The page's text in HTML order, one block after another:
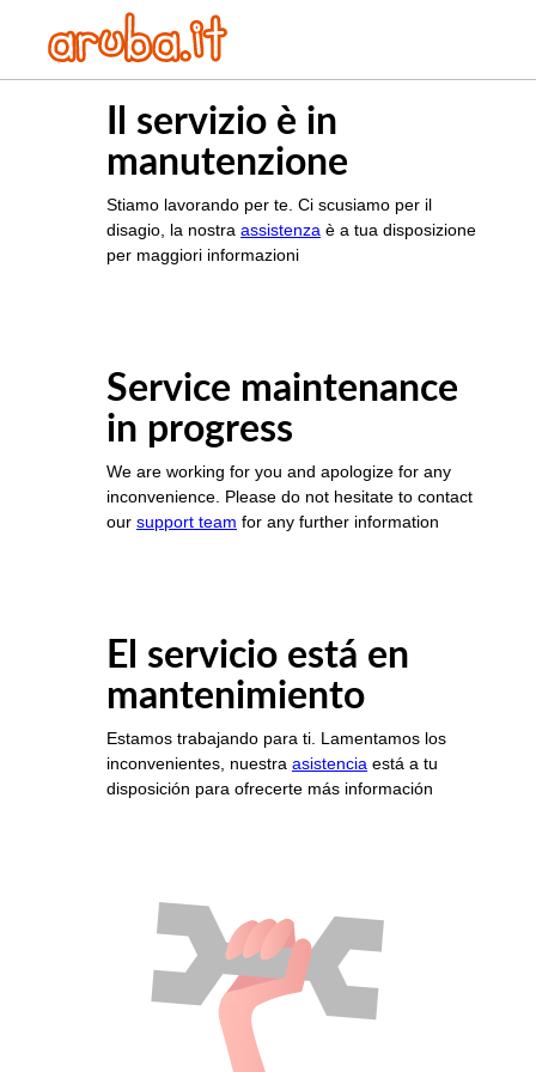
Il servizio è in
manutenzione
Stiamo lavorando per te. Ci scusiamo per il
disagio, la nostra assistenza è a tua disposizione
per maggiori informazioni
Service maintenance
in progress
We are working for you and apologize for any
inconvenience. Please do not hesitate to contact
our support team for any further information
El servicio está en
mantenimiento
Estamos trabajando para ti. Lamentamos los
inconvenientes, nuestra asistencia está a tu
disposición para ofrecerte más información